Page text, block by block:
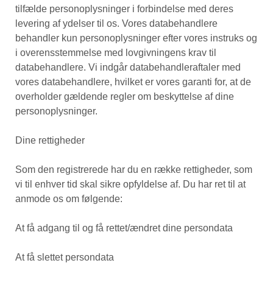
tilfælde personoplysninger i forbindelse med deres
levering af ydelser til os. Vores databehandlere
behandler kun personoplysninger efter vores instruks og
i overensstemmelse med lovgivningens krav til
databehandlere. Vi indgår databehandleraftaler med
vores databehandlere, hvilket er vores garanti for, at de
overholder gældende regler om beskyttelse af dine
personoplysninger.
Dine rettigheder
Som den registrerede har du en række rettigheder, som
vi til enhver tid skal sikre opfyldelse af. Du har ret til at
anmode os om følgende:
At få adgang til og få rettet/ændret dine persondata
At få slettet persondata